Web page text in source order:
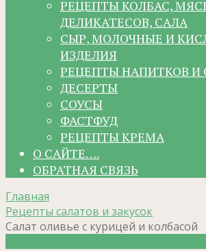
РЕЦЕПТЫ КОЛБАС,
ДЕЛИКАТЕСОВ, САЛА
СЫР, МОЛОЧНЫЕ И
ИЗДЕЛИЯ
РЕЦЕПТЫ НАПИТКОВ И
ДЕСЕРТЫ
СОУСЫ
ФАСТФУД
РЕЦЕПТЫ КРЕМА
О САЙТЕ….
ОБРАТНАЯ СВЯЗЬ
Главная
Рецепты салатов и закусок
Салат оливье с курицей и колбасой